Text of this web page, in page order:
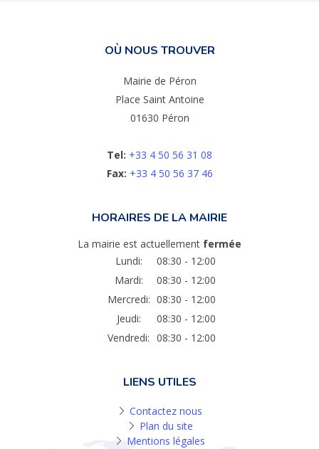
OÙ NOUS TROUVER
Mairie de Péron
Place Saint Antoine
01630 Péron
Tel: +33 4 50 56 31 08
Fax: +33 4 50 56 37 46
HORAIRES DE LA MAIRIE
La mairie est actuellement fermée
Lundi:
08:30 - 12:00
Mardi:
08:30 - 12:00
Mercredi: 08:30 - 12:00
Jeudi:
08:30 - 12:00
Vendredi: 08:30 - 12:00
LIENS UTILES
Contactez nous
Plan du site
Mentions légales